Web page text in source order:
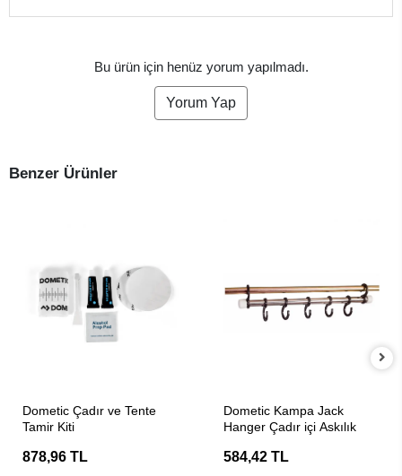
Bu ürün için henüz yorum yapılmadı.
Yorum Yap
Benzer Ürünler
Dometic Çadır ve Tente
Tamir Kiti
878,96 TL
Dometic Kampa Jack
Hanger Çadır içi Askılık
584,42 TL